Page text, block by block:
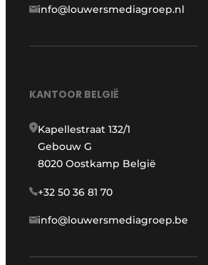
info@louwersmediagroep.nl
KANTOOR BELGIË
Kapellestraat 132/1
Gebouw G
8020 Oostkamp België
+32 50 36 81 70
info@louwersmediagroep.be